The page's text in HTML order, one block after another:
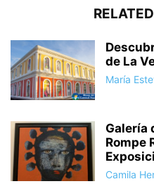
de La
María
Galería
Rompe
Camila